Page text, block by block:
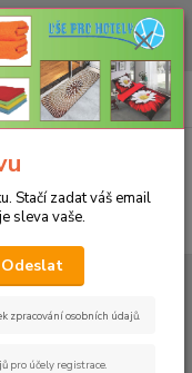
PRODUKTŮ ZA LEPŠÍ
0ks
za0 Kč
Prošívaný sedák Bamberk –
–
Stačí zadat váš email
sleva vaše.
Odeslat
zpracování osobních údajů.
pro účely registrace.